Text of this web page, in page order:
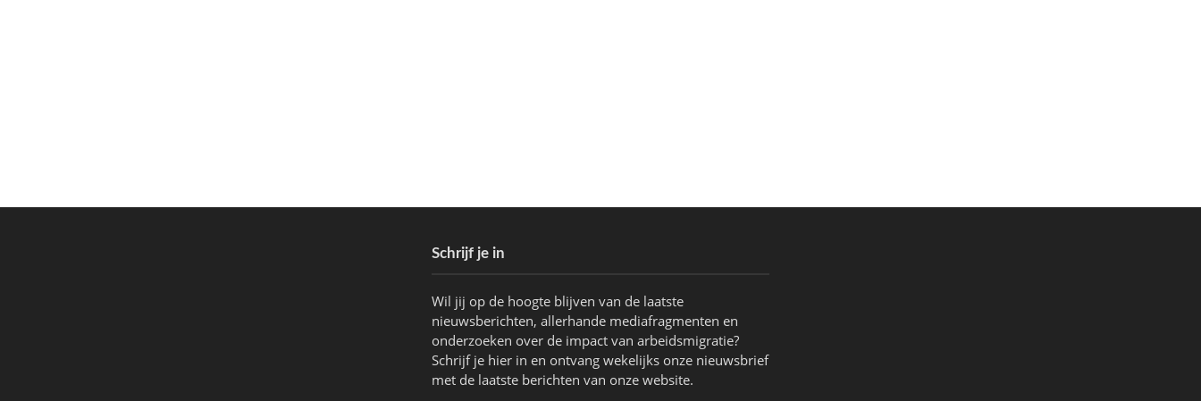
Schrijf je in
Wil jij op de hoogte blijven van de laatste
nieuwsberichten, allerhande mediafragmenten en
onderzoeken over de impact van arbeidsmigratie?
Schrijf je hier in en ontvang wekelijks onze nieuwsbrief
met de laatste berichten van onze website.